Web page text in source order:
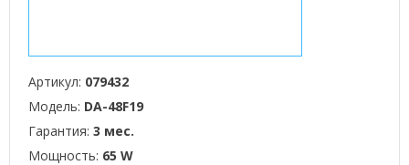
Артикул: 079432
Модель: DA-48F19
Гарантия: 3 мес.
Мощность: 65 W